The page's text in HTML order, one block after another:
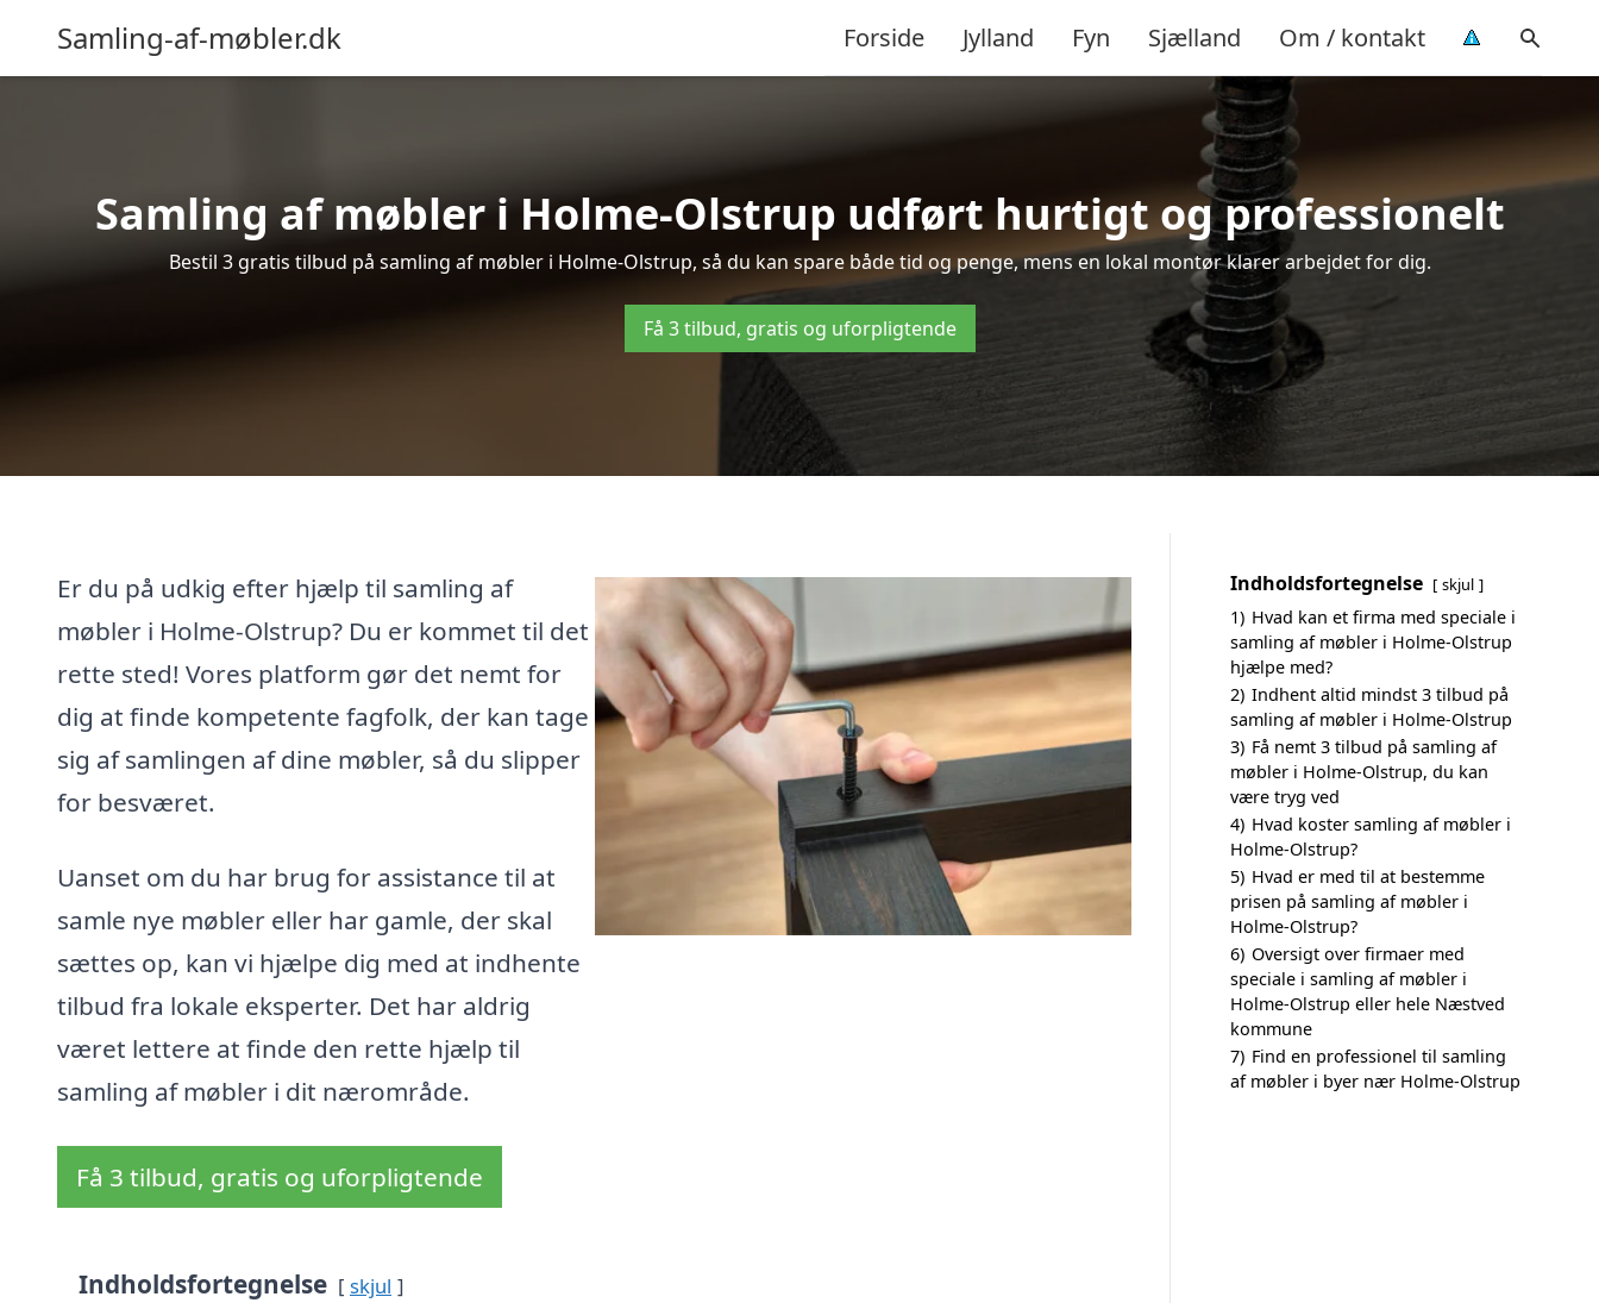
Samling-af-møbler.dk Forside Jylland Fyn Sjælland Om / kontakt
Samling af møbler i Holme-Olstrup udført hurtigt og professionelt
Bestil 3 gratis tilbud på samling af møbler i Holme-Olstrup, så du kan spare både tid og penge, mens en lokal montør klarer arbejdet for dig.
Få 3 tilbud, gratis og uforpligtende
Er du på udkig efter hjælp til samling af
møbler i Holme-Olstrup? Du er kommet til det
rette sted! Vores platform gør det nemt for
dig at finde kompetente fagfolk, der kan tage
sig af samlingen af dine møbler, så du slipper
for besværet.
Uanset om du har brug for assistance til at
samle nye møbler eller har gamle, der skal
sættes op, kan vi hjælpe dig med at indhente
tilbud fra lokale eksperter. Det har aldrig
været lettere at finde den rette hjælp til
samling af møbler i dit nærområde.
Få 3 tilbud, gratis og uforpligtende
Indholdsfortegnelse skjul
Indholdsfortegnelse skjul
1) Hvad kan et firma med speciale i
samling af møbler i Holme-Olstrup
hjælpe med?
2) Indhent altid mindst 3 tilbud på
samling af møbler i Holme-Olstrup
3) Få nemt 3 tilbud på samling af
møbler i Holme-Olstrup, du kan
være tryg ved
4) Hvad koster samling af møbler i
Holme-Olstrup?
5) Hvad er med til at bestemme
prisen på samling af møbler i
Holme-Olstrup?
6) Oversigt over firmaer med
speciale i samling af møbler i
Holme-Olstrup eller hele Næstved
kommune
7) Find en professionel til samling
af møbler i byer nær Holme-Olstrup